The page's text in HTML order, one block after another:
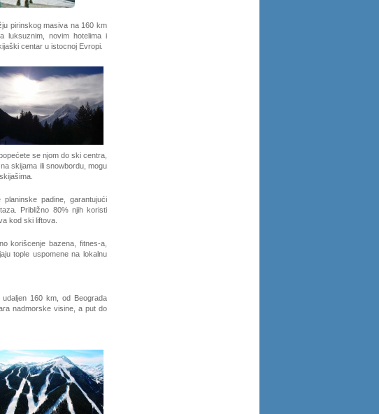
pirinskog masiva na 160 km
luksuznim, novim hotelima i
centar u istocnoj Evropi.
se njom do ski centra,
skijama ili snowbordu, mogu
padine, garantujući
Približno 80% njih koristi
kod ski liftova.
korišcenje bazena, fitnes-a,
tople uspomene na lokalnu
160 km, od Beograda
nadmorske visine, a put do